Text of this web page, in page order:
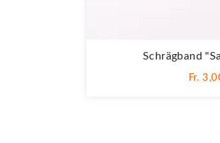
Schrägband
Fr.